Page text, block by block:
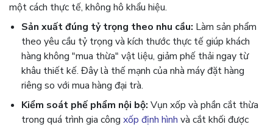
một cách thực tế, không hô khẩu hiệu.
Sản xuất đúng tỷ trọng theo nhu cầu: Làm sản phẩm
theo yêu cầu tỷ trọng và kích thước thực tế giúp khách
hàng không "mua thừa" vật liệu, giảm phế thải ngay từ
khâu thiết kế. Đây là thế mạnh của nhà máy đặt hàng
riêng so với mua hàng đại trà.
Kiểm soát phế phẩm nội bộ: Vụn xốp và phần cắt thừa
trong quá trình gia công xốp định hình và cắt khối được